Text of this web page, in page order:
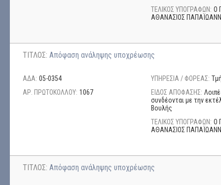
ΤΕΛΙΚΟΣ ΥΠΟΓΡΑΦΩΝ: Ο
ΑΘΑΝΑΣΙΟΣ
ΤΙΤΛΟΣ: Απόφαση ανάληψης υποχρέωσης
ΑΔΑ: 05-0354
ΑΡ. ΠΡΩΤΟΚΟΛΛΟΥ: 1067
ΥΠΗΡΕΣΙΑ / ΦΟΡΕΑΣ:
ΕΙΔΟΣ ΑΠΟΦΑΣΗΣ:
συνδέονται με την
Βουλής
ΤΕΛΙΚΟΣ ΥΠΟΓΡΑΦΩΝ: Ο
ΑΘΑΝΑΣΙΟΣ
ΤΙΤΛΟΣ: Απόφαση ανάληψης υποχρέωσης